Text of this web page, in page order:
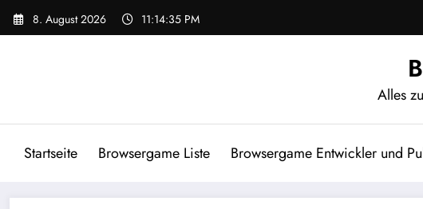
Zum
Inhalt
8. August 2026 11:14:35 PM
Alles
Startseite Browsergame Liste Browsergame Entwickler und